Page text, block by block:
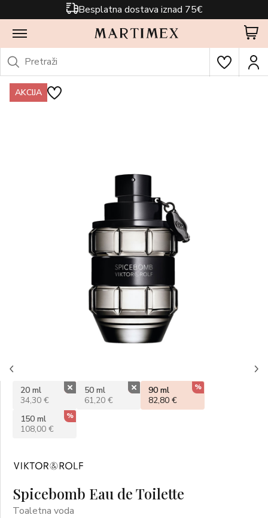
Besplatna dostava iznad 75€
AKCIJA
Spicebomb Eau de Toilette
Toaletna voda
20 ml
34,30 €
%
50 ml
61,20 €
%
90 ml
82,80 €
%
150 ml
108,00 €
%